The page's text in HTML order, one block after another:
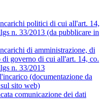
politici di cui all'art. 14,
n. 33/2013 (da pubblicare in
di amministrazione, di
di governo di cui all'art. 14, co.
n. 33/2013
(documentazione da
sito web)
comunicazione dei dati